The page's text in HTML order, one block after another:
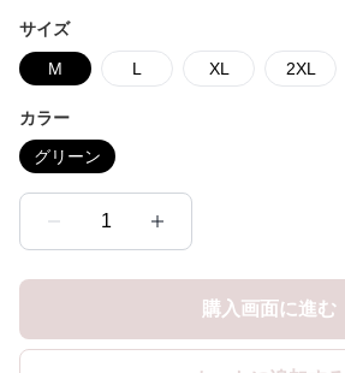
サイズ
M L XL 2XL
カラー
グリーン
1
購入画面に進む